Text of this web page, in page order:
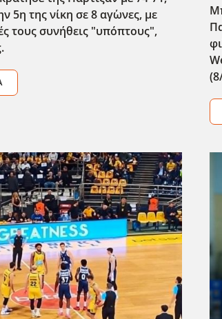
5η της νίκη σε 8 αγ΄ωνες, με
τους συνήθεις "υπόπτους",